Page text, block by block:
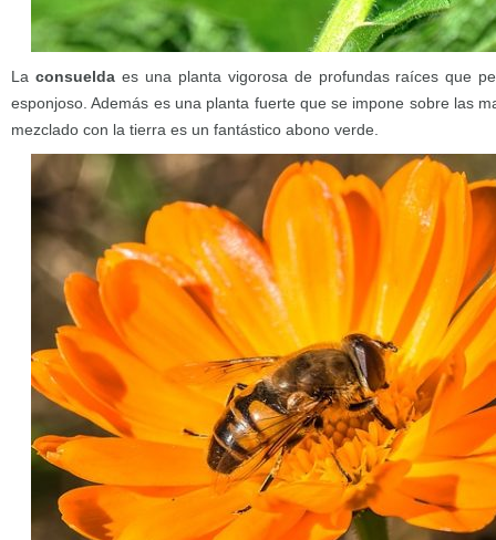
La consueldaes una planta vigorosa de profundas raíces que
esponjoso. Además es una planta fuerte que se impone sobre las
mezclado con la tierra es un fantástico abono verde.